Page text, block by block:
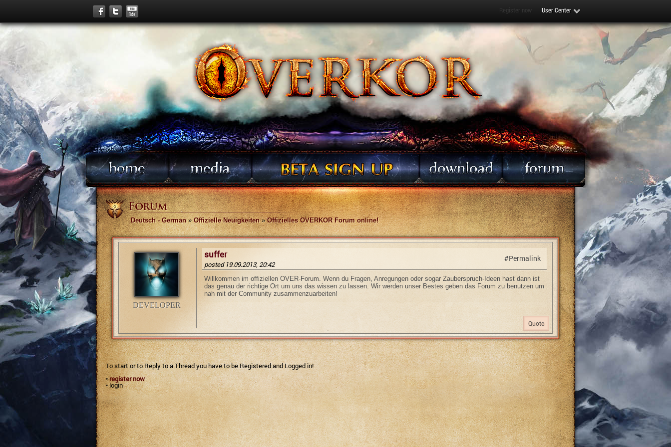
Register now User Center
Forum
Deutsch - German»Offizielle Neuigkeiten»Offizielles OVERKOR Forum online!
DEVELOPER
suffer
posted 19.09.2013, 20:42
#Permalink
Willkommen im offiziellen OVER-Forum. Wenn du Fragen, Anregungen oder sogar Zauberspruch-Ideen hast dann ist
das genau der richtige Ort um uns das wissen zu lassen. Wir werden unser Bestes geben das Forum zu benutzen um
nah mit der Community zusammenzuarbeiten!
To start or to Reply to a Thread you have to be Registered and Logged in!
•register now
•login